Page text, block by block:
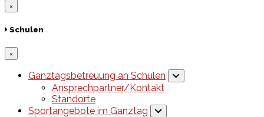
×
Schulen
×
Ganztagsbetreuung an Schulen
Ansprechpartner/Kontakt
Standorte
Sportangebote im Ganztag